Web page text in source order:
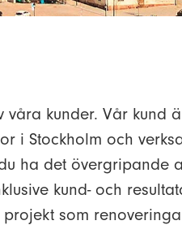
kunder. Vår kund
i Stockholm och
ha det övergripande
kund- och
som